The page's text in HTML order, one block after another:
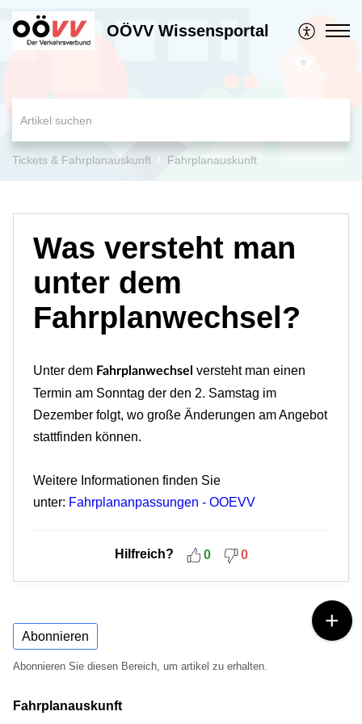
OÖVV Wissensportal
Tickets & Fahrplanauskunft Fahrplanauskunft
Was versteht man
unter dem
Fahrplanwechsel?
Unter dem Fahrplanwechsel versteht man einen
Termin am Sonntag der den 2. Samstag im
Dezember folgt, wo große Änderungen am Angebot
stattfinden können.
Weitere Informationen finden Sie
unter: Fahrplananpassungen - OOEVV
Hilfreich? 0 0
Abonnieren
Abonnieren Sie diesen Bereich, um artikel zu erhalten.
Fahrplanauskunft